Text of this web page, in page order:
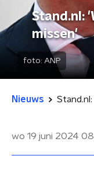
Stand.nl:
missen'
foto: ANP
Nieuws
wo 19 juni 2024